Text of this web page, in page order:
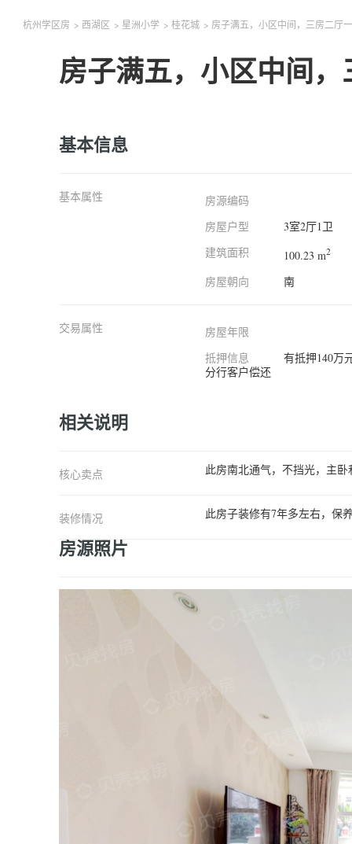
杭州学区房 > 西湖区 > 星洲小学 >桂花城 > 房子满五，小区中间，三房二厅
房子满五，小区中间
基本信息
基本属性
房源编码
房屋户型
3室2厅1卫
建筑面积
100.23 m2
房屋朝向 南
交易属性
房屋年限
抵押信息
有抵押140万
分行客户偿还
相关说明
核心卖点 此房南北通气，不挡光，主
装修情况 此房子装修有7年多左右，保
房源照片